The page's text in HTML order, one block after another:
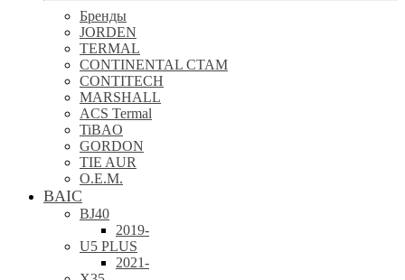
Бренды
JORDEN
TERMAL
CONTINENTAL CTAM
CONTITECH
MARSHALL
ACS Termal
TiBAO
GORDON
TIE AUR
O.E.M.
BAIC
BJ40
2019-
U5 PLUS
2021-